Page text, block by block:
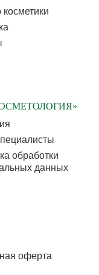
обработки
данных
оферта